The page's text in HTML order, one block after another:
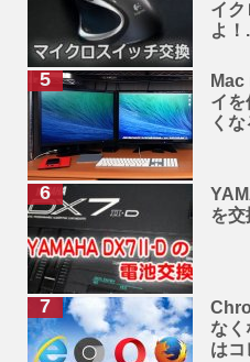
イク
よ！
イ
くな
を交
なく
はコ